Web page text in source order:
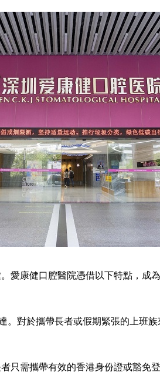
康健口腔醫院憑借以下特點，成為
於攜帶長者或假期緊張的上班族
需攜帶有效的香港身份證或豁免